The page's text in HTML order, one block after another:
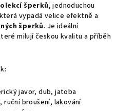
šperků, jednoduchou
vypadá velice efektně a
šperků. Je ideální
milují českou kvalitu a příběh
javor, dub, jatoba
ruční broušení, lakování